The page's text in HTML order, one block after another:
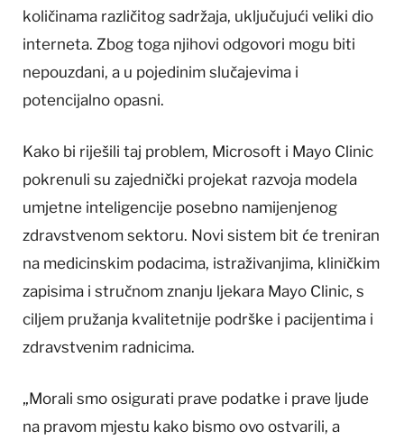
količinama različitog sadržaja, uključujući veliki dio
interneta. Zbog toga njihovi odgovori mogu biti
nepouzdani, a u pojedinim slučajevima i
potencijalno opasni.
Kako bi riješili taj problem, Microsoft i Mayo Clinic
pokrenuli su zajednički projekat razvoja modela
umjetne inteligencije posebno namijenjenog
zdravstvenom sektoru. Novi sistem bit će treniran
na medicinskim podacima, istraživanjima, kliničkim
zapisima i stručnom znanju ljekara Mayo Clinic, s
ciljem pružanja kvalitetnije podrške i pacijentima i
zdravstvenim radnicima.
„Morali smo osigurati prave podatke i prave ljude
na pravom mjestu kako bismo ovo ostvarili, a